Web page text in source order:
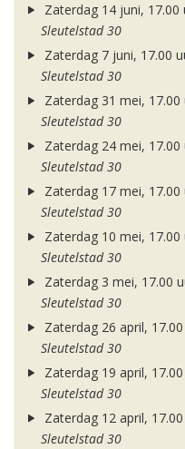
Zaterdag 14 juni, 17.00
Sleutelstad 30
Zaterdag 7 juni, 17.00
Sleutelstad 30
Zaterdag 31 mei, 17.00
Sleutelstad 30
Zaterdag 24 mei, 17.00
Sleutelstad 30
Zaterdag 17 mei, 17.00
Sleutelstad 30
Zaterdag 10 mei, 17.00
Sleutelstad 30
Zaterdag 3 mei, 17.00
Sleutelstad 30
Zaterdag 26 april,
Sleutelstad 30
Zaterdag 19 april,
Sleutelstad 30
Zaterdag 12 april,
Sleutelstad 30